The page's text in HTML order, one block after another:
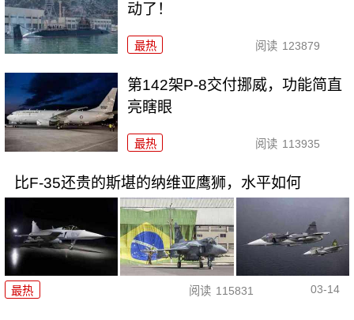
动了！
最热 阅读 123879
第142架P-8交付挪威，功能简直
亮瞎眼
最热 阅读 113935
比F-35还贵的斯堪的纳维亚鹰狮，水平如何
最热 阅读 115831 03-14